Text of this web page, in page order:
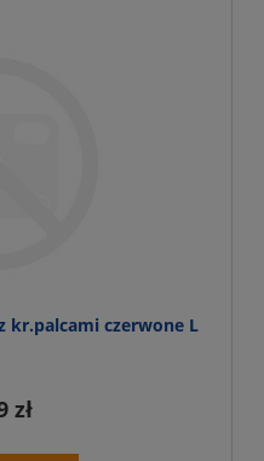
kr.palcami czerwone L
zł